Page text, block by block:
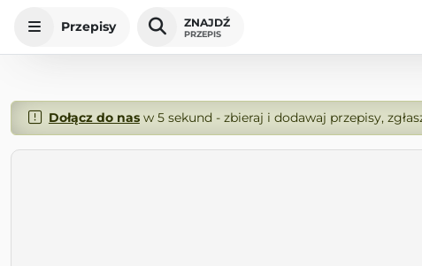
Przepisy ZNAJDŹ
PRZEPIS
Dołącz do nasw 5 sekund - zbieraj i dodawaj przepisy,